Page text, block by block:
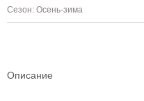
Сезон: Осень-зима
Описание